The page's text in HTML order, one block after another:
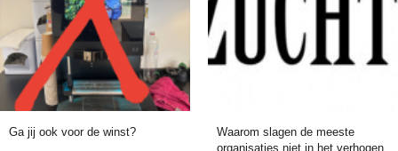
Ga jij ook voor de winst?
Waarom slagen de meeste
organisaties niet in het verhogen